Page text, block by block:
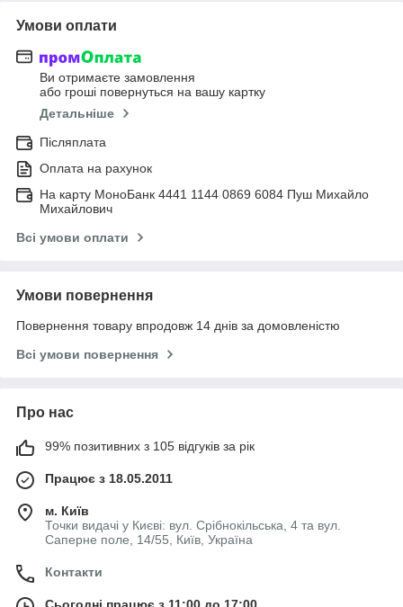
Умови оплати
Ви отримаєте замовлення
або гроші повернуться на вашу картку
Детальніше
Післяплата
Оплата на рахунок
На карту МоноБанк 4441 1144 0869 6084 Пуш Михайло
Михайлович
Всі умови оплати
Умови повернення
Повернення товару впродовж 14 днів за домовленістю
Всі умови повернення
Про нас
99% позитивних з 105 відгуків за рік
Працює з 18.05.2011
м. Київ
Точки видачі у Києві: вул. Срібнокільська, 4 та вул.
Саперне поле, 14/55, Київ, Україна
Контакти